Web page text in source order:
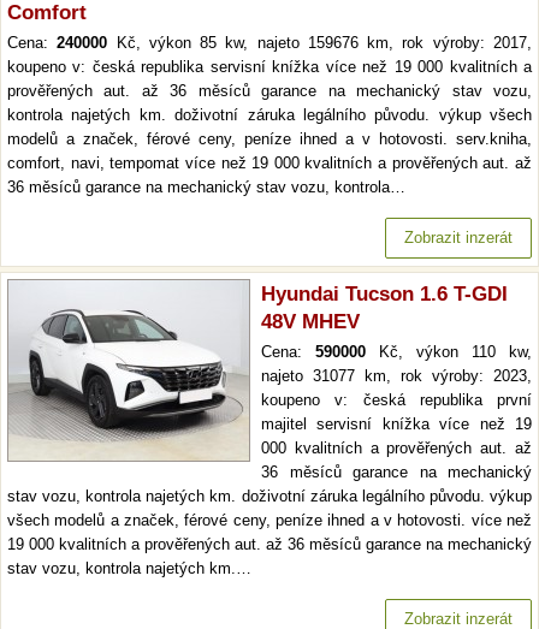
Comfort
Cena:240000 Kč, výkon 85 kw, najeto 159676 km, rok výroby: 2017,
koupeno v: česká republika servisní knížka více než 19 000 kvalitních a
prověřených aut. až 36 měsíců garance na mechanický stav vozu,
kontrola najetých km. doživotní záruka legálního původu. výkup všech
modelů a značek, férové ceny, peníze ihned a v hotovosti. serv.kniha,
comfort, navi, tempomat více než 19 000 kvalitních a prověřených aut. až
36 měsíců garance na mechanický stav vozu, kontrola…
Zobrazit inzerát
Hyundai Tucson 1.6 T-GDI
48V MHEV
Cena: 590000 Kč, výkon 110 kw,
najeto 31077 km, rok výroby: 2023,
koupeno v: česká republika první
majitel servisní knížka více než 19
000 kvalitních a prověřených aut. až
36 měsíců garance na mechanický
stav vozu, kontrola najetých km. doživotní záruka legálního původu. výkup
všech modelů a značek, férové ceny, peníze ihned a v hotovosti. více než
19 000 kvalitních a prověřených aut. až 36 měsíců garance na mechanický
stav vozu, kontrola najetých km.…
Zobrazit inzerát